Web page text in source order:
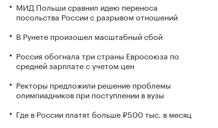
МИД Польши сравнил идею переноса
посольства России с разрывом отношений
В Рунете произошел масштабный сбой
Россия обогнала три страны Евросоюза по
средней зарплате с учетом цен
Ректоры предложили решение проблемы
олимпиадников при поступлении в вузы
Где в России платят больше ₽500 тыс. в месяц